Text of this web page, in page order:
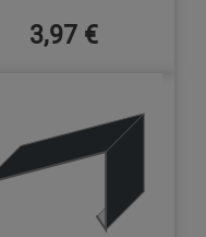
3,97 €